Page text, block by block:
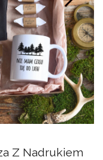
Z Nadrukiem